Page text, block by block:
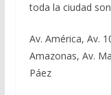
toda la ciudad
Av. América, Av.
Amazonas, Av.
Páez